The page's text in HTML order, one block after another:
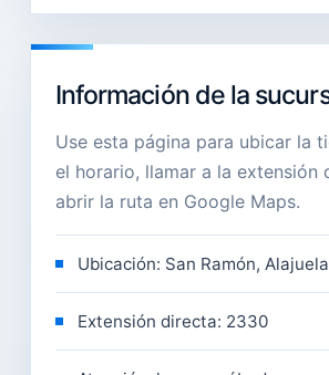
Información de la
Use esta página para ubicar la
el horario, llamar a la extensión
abrir la ruta en Google Maps.
Ubicación: San Ramón, Alajuela
Extensión directa: 2330